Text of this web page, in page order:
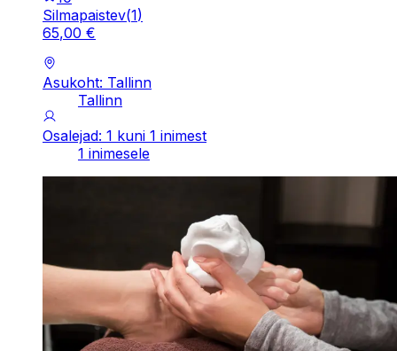
Silmapaistev(1)
65,00 €
Asukoht: Tallinn
Tallinn
Osalejad: 1 kuni 1 inimest
1 inimesele